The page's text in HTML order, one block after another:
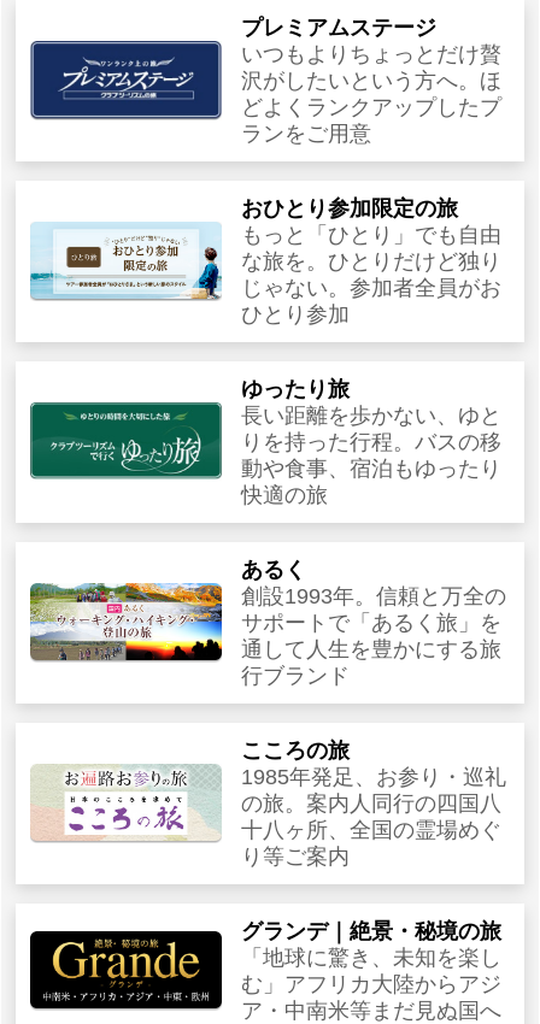
プレミアムステージ
いつもよりちょっとだけ贅
沢がしたいという方へ。ほ
どよくランクアップしたプ
ランをご用意
おひとり参加限定の旅
もっと「ひとり」でも自由
な旅を。ひとりだけど独り
じゃない。参加者全員がお
ひとり参加
ゆったり旅
長い距離を歩かない、ゆと
りを持った行程。バスの移
動や食事、宿泊もゆったり
快適の旅
あるく
創設1993年。信頼と万全の
サポートで「あるく旅」を
通して人生を豊かにする旅
行ブランド
こころの旅
1985年発足、お参り・巡礼
の旅。案内人同行の四国八
十八ヶ所、全国の霊場めぐ
り等ご案内
グランデ｜絶景・秘境の旅
「地球に驚き、未知を楽し
む」アフリカ大陸からアジ
ア・中南米等まだ見ぬ国へ